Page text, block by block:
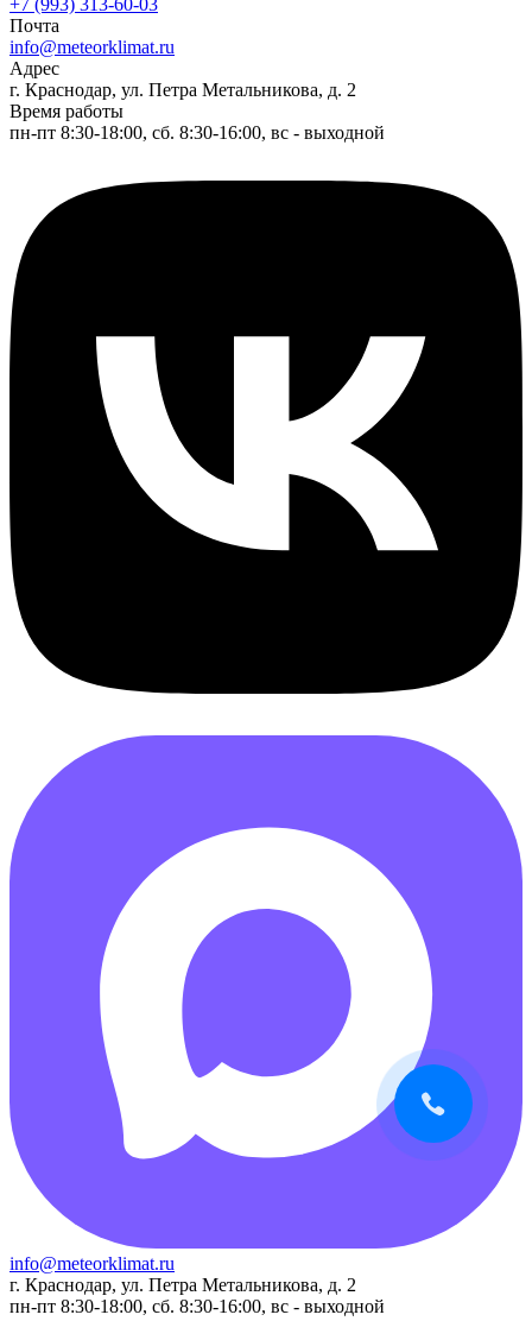
+7 (993) 313-60-03
Почта
info@meteorklimat.ru
Адрес
г. Краснодар, ул. Петра Метальникова, д. 2
Время работы
пн-пт 8:30-18:00, сб. 8:30-16:00, вс - выходной
info@meteorklimat.ru
г. Краснодар, ул. Петра Метальникова, д. 2
пн-пт 8:30-18:00, сб. 8:30-16:00, вс - выходной